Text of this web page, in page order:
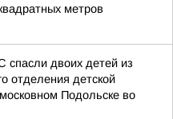
метров
спасли двоих детей из
отделения детской
Подольске во